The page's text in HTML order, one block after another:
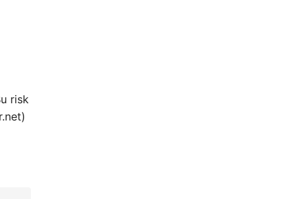
risk